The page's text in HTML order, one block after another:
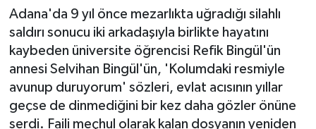
Adana'da 9 yıl önce mezarlıkta uğradığı silahlı
saldırı sonucu iki arkadaşıyla birlikte hayatını
kaybeden üniversite öğrencisi Refik Bingül'ün
annesi Selvihan Bingül'ün, 'Kolumdaki resmiyle
avunup duruyorum' sözleri, evlat acısının yıllar
geçse de dinmediğini bir kez daha gözler önüne
serdi. Faili meçhul olarak kalan dosyanın yeniden